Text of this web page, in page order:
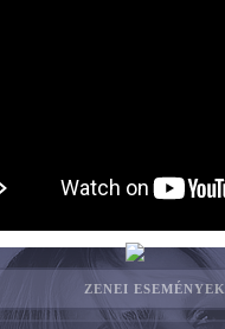
ZENEI ESEMÉNYEK